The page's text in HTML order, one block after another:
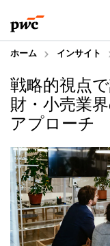
to
content
to
footer
ホーム インサイト
戦略的視点
財・小売業
アプローチ